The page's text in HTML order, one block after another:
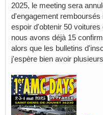
2025, le meeting sera
d'engagement
espoir d'obtenir 50
nous avons déjà 15
alors que les bulletins
j'espère bien avoir